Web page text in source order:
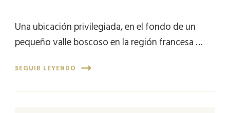
Una ubicación privilegiada, en el fondo de un
pequeño valle boscoso en la región francesa …
SEGUIR LEYENDO